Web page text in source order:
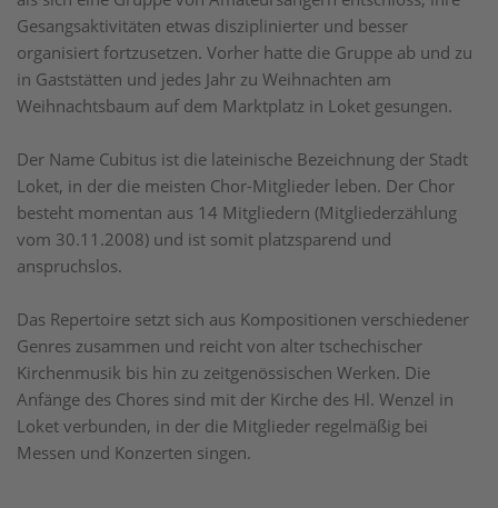
Gesangsaktivitäten etwas disziplinierter und besser
organisiert fortzusetzen. Vorher hatte die Gruppe ab und zu
in Gaststätten und jedes Jahr zu Weihnachten am
Weihnachtsbaum auf dem Marktplatz in Loket gesungen.
Der Name Cubitus ist die lateinische Bezeichnung der Stadt
Loket, in der die meisten Chor-Mitglieder leben. Der Chor
besteht momentan aus 14 Mitgliedern (Mitgliederzählung
vom 30.11.2008) und ist somit platzsparend und
anspruchslos.
Das Repertoire setzt sich aus Kompositionen verschiedener
Genres zusammen und reicht von alter tschechischer
Kirchenmusik bis hin zu zeitgenössischen Werken. Die
Anfänge des Chores sind mit der Kirche des Hl. Wenzel in
Loket verbunden, in der die Mitglieder regelmäßig bei
Messen und Konzerten singen.